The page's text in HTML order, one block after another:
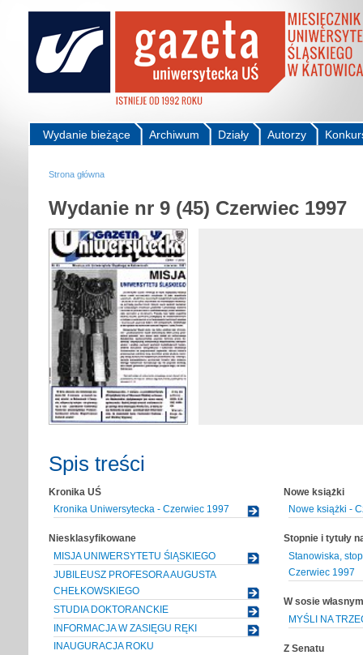
Autorzy
Działy
Archiwum
Wydanie bieżące
Strona główna
Wydanie nr 9 (45) Czerwiec 1997
Spis treści
Kronika UŚ
Kronika Uniwersytecka - Czerwiec 1997
Niesklasyfikowane
MISJA UNIWERSYTETU ŚlĄSKIEGO
JUBILEUSZ PROFESORA AUGUSTA
CHEŁKOWSKIEGO
STUDIA DOKTORANCKIE
INFORMACJA W ZASIĘGU RĘKI
INAUGURACJA ROKU
Nowe książki
Nowe książki -
Stopnie i tytuły
Stanowiska,
Czerwiec 1997
W sosie własnym
MYŚLI NA
Z Senatu